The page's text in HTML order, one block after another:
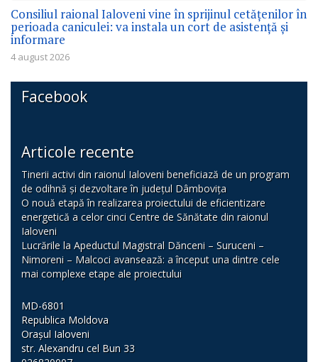
Consiliul raional Ialoveni vine în sprijinul cetățenilor în
perioada caniculei: va instala un cort de asistență și
informare
4 august 2026
Facebook
Articole recente
Tinerii activi din raionul Ialoveni beneficiază de un program
de odihnă și dezvoltare în județul Dâmbovița
O nouă etapă în realizarea proiectului de eficientizare
energetică a celor cinci Centre de Sănătate din raionul
Ialoveni
Lucrările la Apeductul Magistral Dănceni – Suruceni –
Nimoreni – Malcoci avansează: a început una dintre cele
mai complexe etape ale proiectului
MD-6801
Republica Moldova
Orașul Ialoveni
str. Alexandru cel Bun 33